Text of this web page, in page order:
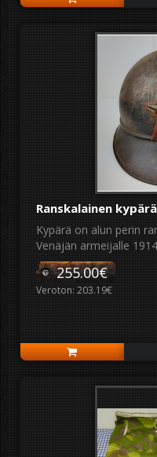
Ranskalainen
Kypärä on alun perin
Venäjän armeijalle
255.00€
Veroton: 203.19€